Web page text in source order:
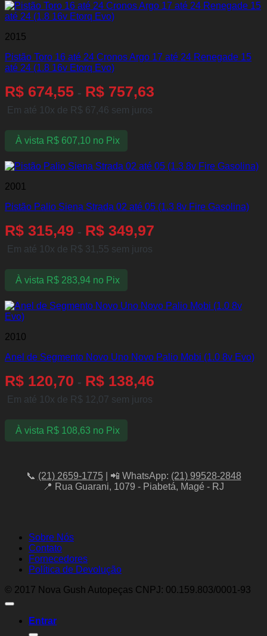
2015
Pistão Toro 16 até 24 Cronos Argo 17 até 24 Renegade 15
até 24 (1.8 16v Etorq Evo)
R$ 674,55 - R$ 757,63
Em até 10x de R$ 67,46 sem juros
À vista R$607,10 no Pix
2001
Pistão Palio Siena Strada 02 até 05 (1.3 8v Fire Gasolina)
R$ 315,49 - R$ 349,97
Em até 10x de R$ 31,55 sem juros
À vista R$283,94 no Pix
2010
Anel de Segmento Novo Uno Novo Palio Mobi (1.0 8v Evo)
R$ 120,70 - R$ 138,46
Em até 10x de R$ 12,07 sem juros
À vista R$108,63 no Pix
📞 (21) 2659-1775| 📲 WhatsApp: (21) 99528-2848
📍 Rua Guarani, 1079 - Piabetá, Magé - RJ
Sobre Nós
Contato
Fornecedores
Política de Devolução
© 2017 Nova Gush Autopeças CNPJ: 00.159.803/0001-93
Entrar